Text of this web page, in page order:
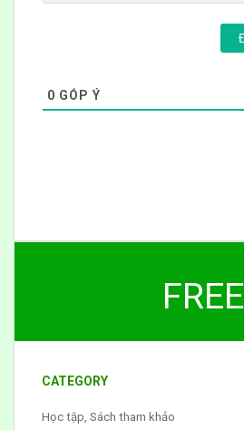
0 GÓP Ý
FREE
CATEGORY
Học tập, Sách tham khảo